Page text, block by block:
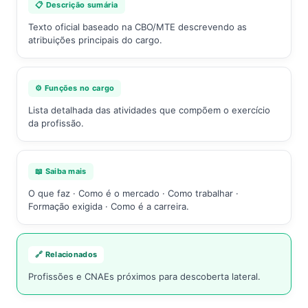
📋 Descrição sumária
Texto oficial baseado na CBO/MTE descrevendo as
atribuições principais do cargo.
⚙️ Funções no cargo
Lista detalhada das atividades que compõem o exercício
da profissão.
📖 Saiba mais
O que faz · Como é o mercado · Como trabalhar ·
Formação exigida · Como é a carreira.
🔗 Relacionados
Profissões e CNAEs próximos para descoberta lateral.